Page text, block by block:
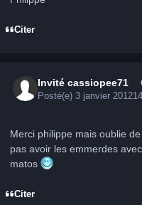
Citer
Invité cassiopee71
Posté(e)3 janvier 2012
Merci philippe mais oublie
pas avoir les emmerdes
matos
Citer